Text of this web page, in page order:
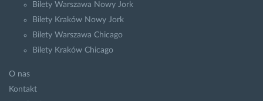
Bilety Warszawa Nowy Jork
Bilety Kraków Nowy Jork
Bilety Warszawa Chicago
Bilety Kraków Chicago
O nas
Kontakt